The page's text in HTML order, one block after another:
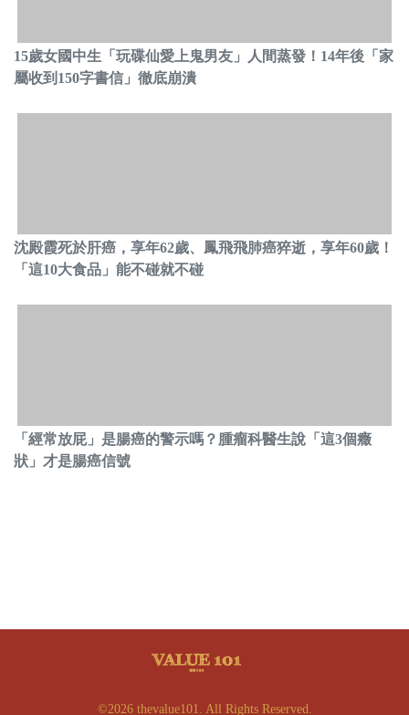
15歲女國中生「玩碟仙愛上鬼男友」人間蒸發！14年後「家
屬收到150字書信」徹底崩潰
沈殿霞死於肝癌，享年62歲、鳳飛飛肺癌猝逝，享年60歲！
「這10大食品」能不碰就不碰
「經常放屁」是腸癌的警示嗎？腫瘤科醫生說「這3個癥
狀」才是腸癌信號
©2026 thevalue101. All Rights Reserved.